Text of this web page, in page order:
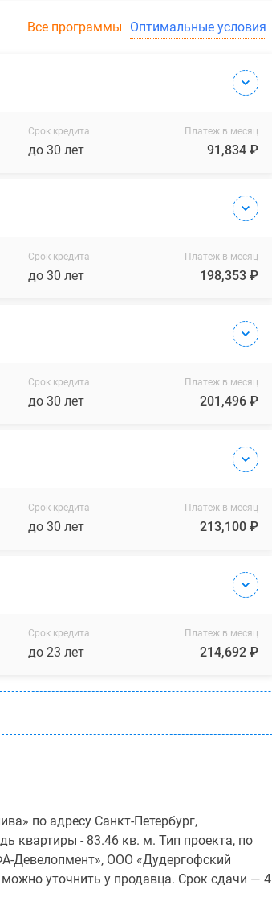
Все программы Оптимальные условия
Срок кредита
до 30 лет
Платеж в месяц
91,834 ₽
Срок кредита
до 30 лет
Платеж в месяц
198,353 ₽
Срок кредита
до 30 лет
Платеж в месяц
201,496 ₽
Срок кредита
до 30 лет
Платеж в месяц
213,100 ₽
Срок кредита
до 23 лет
Платеж в месяц
214,692 ₽
по адресу Санкт-Петербург,
квартиры - 83.46 кв. м. Тип проекта, по
Девелопмент», ООО «Дудергофский
уточнить у продавца. Срок сдачи — 4